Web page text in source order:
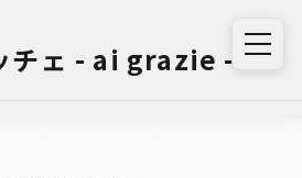
チェ - ai grazie -